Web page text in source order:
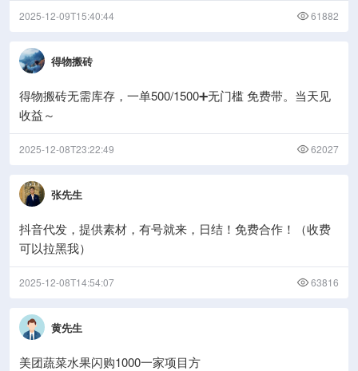
2025-12-09T15:40:44 61882
得物搬砖
得物搬砖无需库存，一单500/1500➕无门槛 免费带。当天见
收益～
2025-12-08T23:22:49 62027
张先生
抖音代发，提供素材，有号就来，日结！免费合作！（收费
可以拉黑我）
2025-12-08T14:54:07 63816
黄先生
美团蔬菜水果闪购1000一家项目方